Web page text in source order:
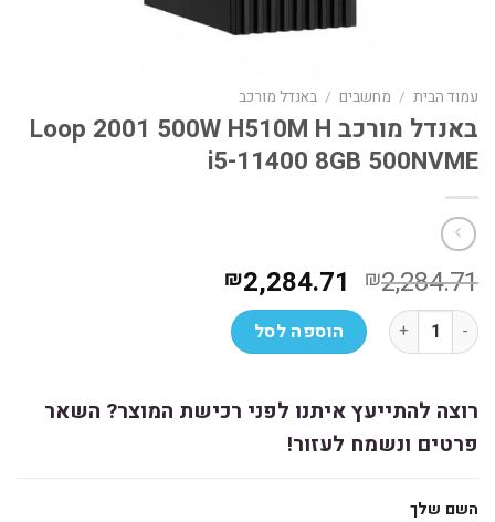
עמוד הבית / מחשבים / באנדל מורכב
באנדל מורכב Loop 2001 500W H510M H
i5-11400 8GB 500NVME
₪2,284.71 המחיר
המקורי
היה:
₪2,284.71.
₪2,284.71 המחיר
הנוכחי
הוא: כמות של באנדל מורכב Loop 2001 500W H510M H i5-11400 8GB 500NVMEהוספה לסל
רוצה להתייעץ איתנו לפני רכישת המוצר? השאר
פרטים ונשמח לעזור!
השם שלך